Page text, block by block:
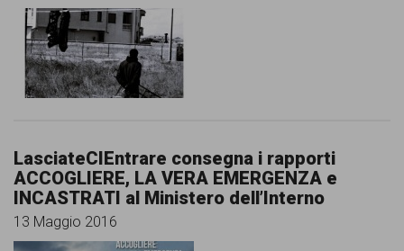
LasciateCIEntrare consegna i rapporti
ACCOGLIERE, LA VERA EMERGENZA e
INCASTRATI al Ministero dell’Interno
13 Maggio 2016